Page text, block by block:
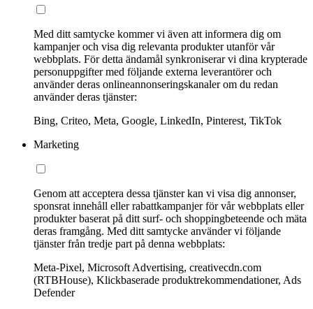
Med ditt samtycke kommer vi även att informera dig om
kampanjer och visa dig relevanta produkter utanför vår
webbplats. För detta ändamål synkroniserar vi dina krypterade
personuppgifter med följande externa leverantörer och
använder deras onlineannonseringskanaler om du redan
använder deras tjänster:
Bing, Criteo, Meta, Google, LinkedIn, Pinterest, TikTok
Marketing
Genom att acceptera dessa tjänster kan vi visa dig annonser,
sponsrat innehåll eller rabattkampanjer för vår webbplats eller
produkter baserat på ditt surf- och shoppingbeteende och mäta
deras framgång. Med ditt samtycke använder vi följande
tjänster från tredje part på denna webbplats:
Meta-Pixel, Microsoft Advertising, creativecdn.com
(RTBHouse), Klickbaserade produktrekommendationer, Ads
Defender